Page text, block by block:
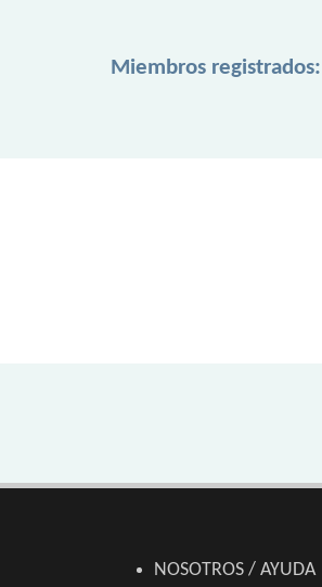
Miembros registrados:
NOSOTROS / AYUDA